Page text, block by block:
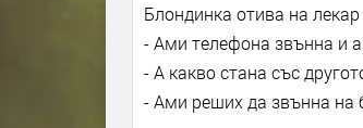
Блондинка отива на
- Ами телефона звънна и
- А какво стана със
- Ами реших да звънна на